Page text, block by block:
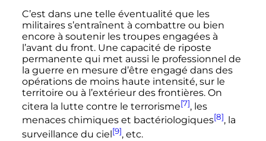
C’est dans une telle éventualité que les
militaires s’entraînent à combattre ou bien
encore à soutenir les troupes engagées à
l’avant du front. Une capacité de riposte
permanente qui met aussi le professionnel de
la guerre en mesure d’être engagé dans des
opérations de moins haute intensité, sur le
territoire ou à l’extérieur des frontières. On
citera la lutte contre le terrorisme[7], les
menaces chimiques et bactériologiques[8], la
surveillance du ciel[9], etc.